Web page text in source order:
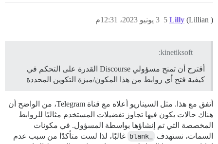
Lilly (Lillian ) 3 يونيو 2023، 12:31م 5
kinetiksoft:
أقترح أن تمنح مسؤولي Discourse القدرة على التحكم في
كيفية فتح أي روابط من هذا المكون/ميزة التكوين المحددة
أتفق مع هذا. مثل السيناريو أعلاه مع قناة Telegram، من الواضح أن
هناك حالات يكون فيها تجاوز تفضيلات المستخدم مثاليًا للروابط
المخصصة التي تم إنشاؤها بواسطة المسؤول. في مكونات
السمات، نستهدف
غالبًا، لذا لست متأكدًا من سبب عدم